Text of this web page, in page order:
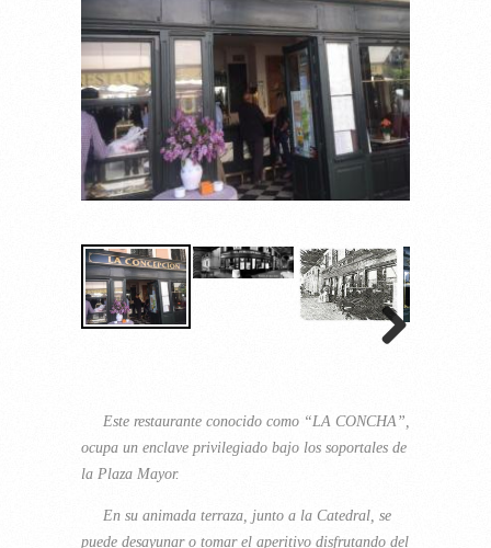
Este restaurante conocido como “LA CONCHA”,
ocupa un enclave privilegiado bajo los soportales de
la Plaza Mayor.
En su animada terraza, junto a la Catedral, se
puede desayunar o tomar el aperitivo disfrutando del